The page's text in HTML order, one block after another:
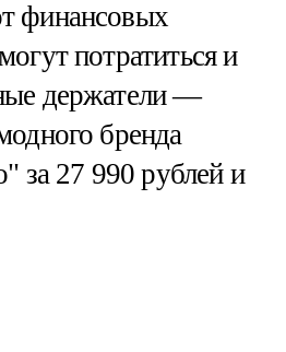
финансовых
потратиться и
держатели —
бренда
за 27 990 рублей и